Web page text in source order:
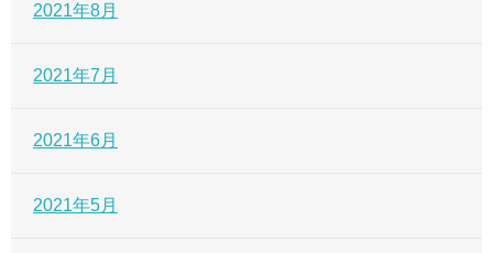
2021年8月
2021年7月
2021年6月
2021年5月